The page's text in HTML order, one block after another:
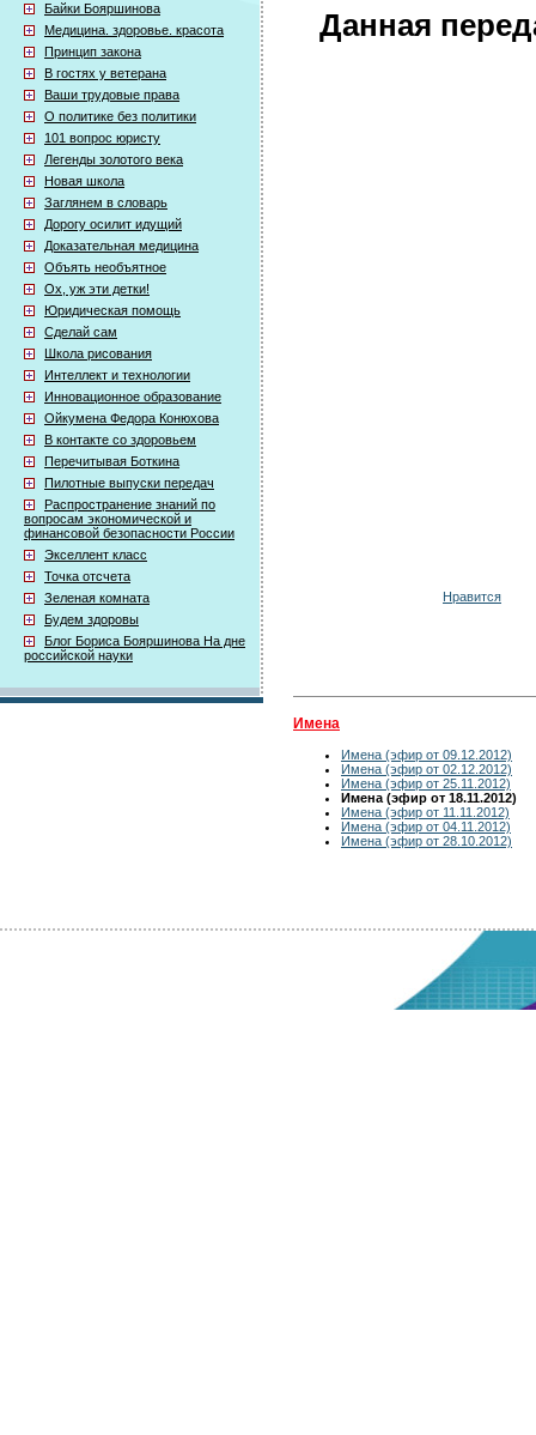
Байки Бояршинова
Медицина. здоровье. красота
Принцип закона
В гостях у ветерана
Ваши трудовые права
О политике без политики
101 вопрос юристу
Легенды золотого века
Новая школа
Заглянем в словарь
Дорогу осилит идущий
Доказательная медицина
Объять необъятное
Ох, уж эти детки!
Юридическая помощь
Сделай сам
Школа рисования
Интеллект и технологии
Инновационное образование
Ойкумена Федора Конюхова
В контакте со здоровьем
Перечитывая Боткина
Пилотные выпуски передач
Распространение знаний по
вопросам экономической и
финансовой безопасности России
Экселлент класс
Точка отсчета
Зеленая комната
Будем здоровы
Блог Бориса Бояршинова На дне
российской науки
Данная
Нравится
Имена
Имена (эфир от 09.12.2012)
Имена (эфир от 02.12.2012)
Имена (эфир от 25.11.2012)
Имена (эфир от 18.11.2012)
Имена (эфир от 11.11.2012)
Имена (эфир от 04.11.2012)
Имена (эфир от 28.10.2012)